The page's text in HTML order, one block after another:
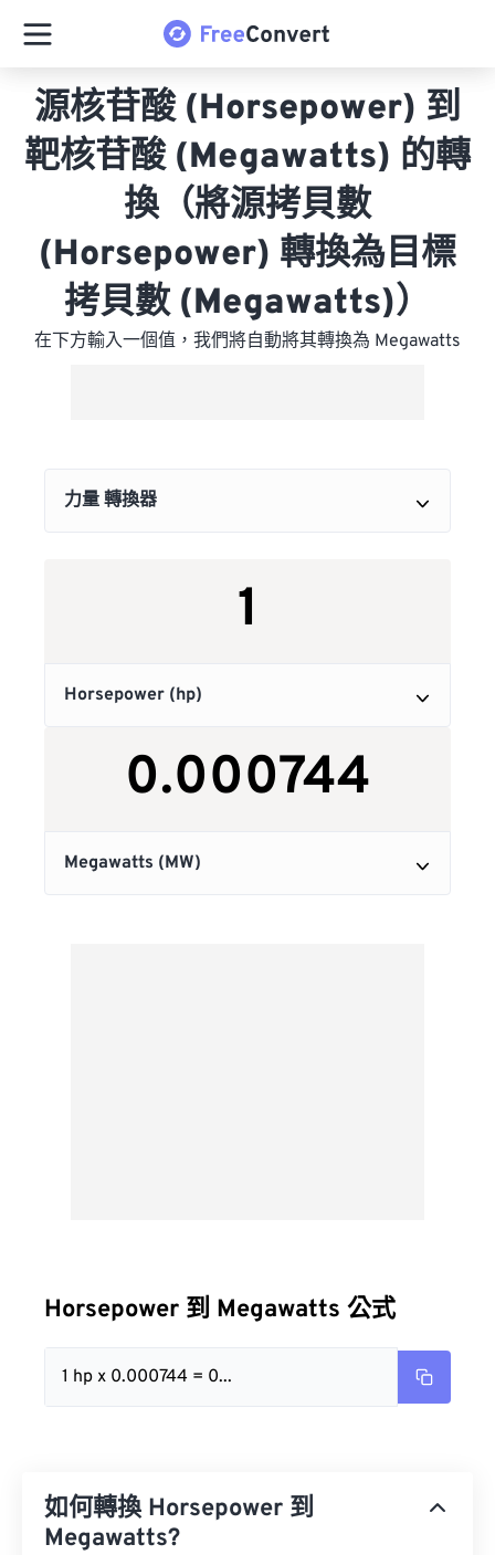
源核苷酸 (Horsepower) 到
靶核苷酸 (Megawatts) 的轉
換（將源拷貝數
(Horsepower) 轉換為目標
拷貝數 (Megawatts)）
在下方輸入一個值，我們將自動將其轉換為 Megawatts
Horsepower 到 Megawatts 公式
1 hp x 0.000744 = 0...
如何轉換 Horsepower 到
Megawatts?